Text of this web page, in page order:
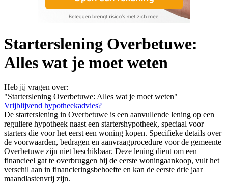
Starterslening Overbetuwe:
Alles wat je moet weten
Heb jij vragen over:
"Starterslening Overbetuwe: Alles wat je moet weten"
Vrijblijvend hypotheekadvies?
De starterslening in Overbetuwe is een aanvullende lening op een
reguliere hypotheek naast een startershypotheek, speciaal voor
starters die voor het eerst een woning kopen. Specifieke details over
de voorwaarden, bedragen en aanvraagprocedure voor de gemeente
Overbetuwe zijn niet beschikbaar. Deze lening dient om een
financieel gat te overbruggen bij de eerste woningaankoop, vult het
verschil aan in financieringsbehoefte en kan de eerste drie jaar
maandlastenvrij zijn.